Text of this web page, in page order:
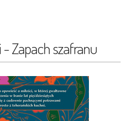
Zapach szafranu